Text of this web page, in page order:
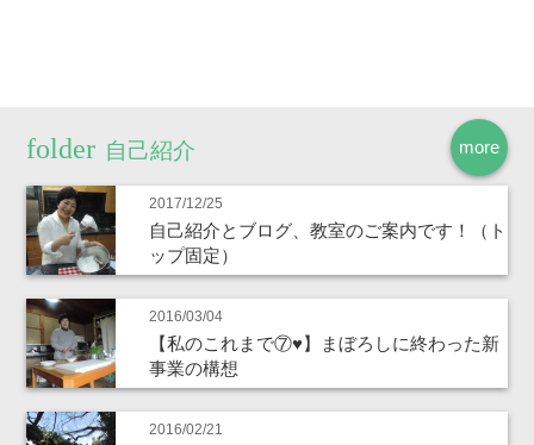
more
自己紹介
2017/12/25
自己紹介とブログ、教室のご案内です！（ト
ップ固定）
2016/03/04
【私のこれまで⑦♥】まぼろしに終わった新
事業の構想
2016/02/21